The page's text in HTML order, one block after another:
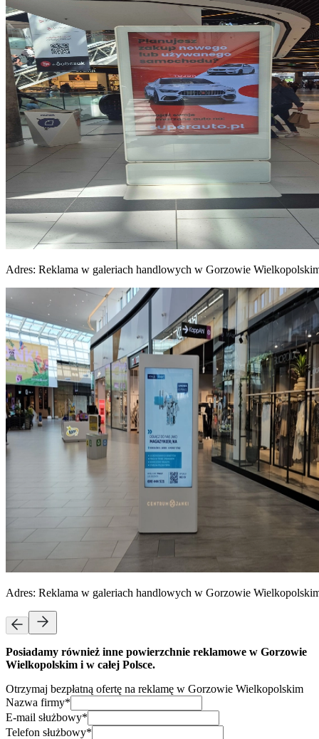
Adres: Reklama w galeriach handlowych w Gorzowie
Adres: Reklama w galeriach handlowych w Gorzowie
Posiadamy również inne powierzchnie reklamowe w Gorzowie
Wielkopolskim i w całej Polsce.
Otrzymaj bezpłatną ofertę na reklamę w Gorzowie Wielkopolskim
Nazwa firmy*
E-mail służbowy*
Telefon służbowy*